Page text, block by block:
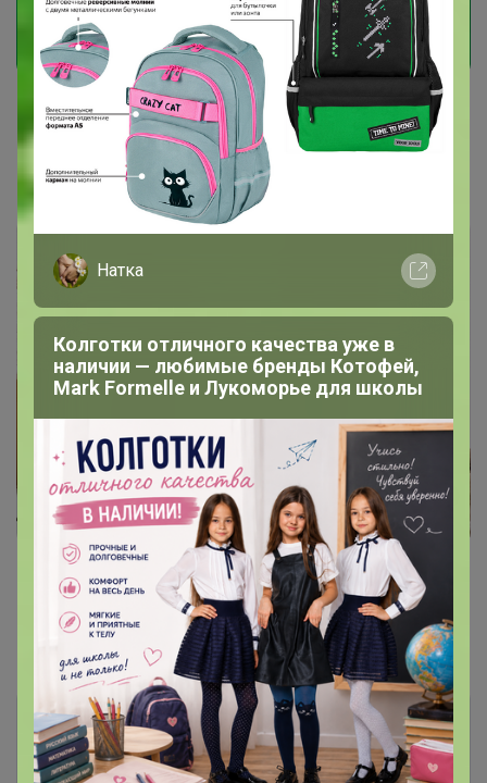
СИМА-LAND. Интерьерия
Показаны записи1-3 из 3.
Натка
Колготки отличного качества уже в
наличии — любимые бренды Котофей,
Mark Formelle и Лукоморье для школы